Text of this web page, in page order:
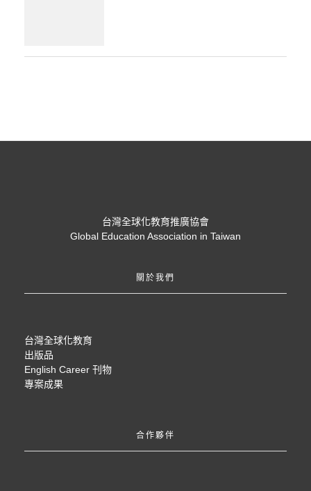
台灣全球化教育推廣協會
Global Education Association in Taiwan
關於我們
台灣全球化教育
出版品
English Career 刊物
專案成果
合作夥伴